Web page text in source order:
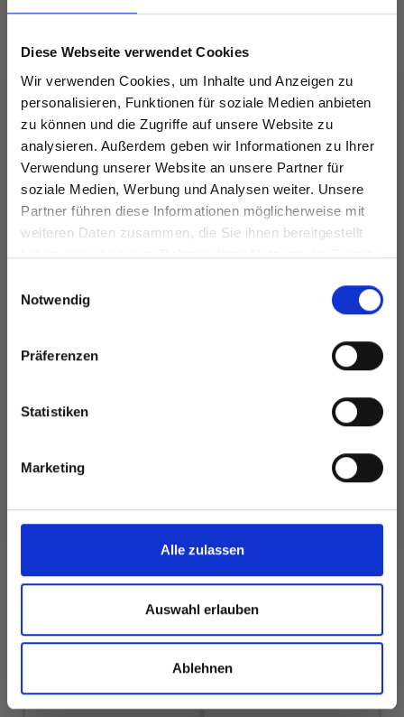
Diese Webseite verwendet Cookies
Wir verwenden Cookies, um Inhalte und Anzeigen zu
personalisieren, Funktionen für soziale Medien anbieten
zu können und die Zugriffe auf unsere Website zu
analysieren. Außerdem geben wir Informationen zu Ihrer
Verwendung unserer Website an unsere Partner für
soziale Medien, Werbung und Analysen weiter. Unsere
Partner führen diese Informationen möglicherweise mit
weiteren Daten zusammen, die Sie ihnen bereitgestellt
haben oder die sie im Rahmen Ihrer Nutzung der Dienste
Notwendig
Präferenzen
Statistiken
Marketing
Alle zulassen
Auswahl erlauben
Ablehnen
LYKKE KABEL
SWIVEL PINK (40–
150 CM)
EUR 3.20EUR 4.55
Angebot bis
31/08/2026
Alle Optionen
LINDEHOBBY
MERINO BLISS 115
Alle Optionen
Spare bis zu 50%
und erhalte exklusiven Zugang zu